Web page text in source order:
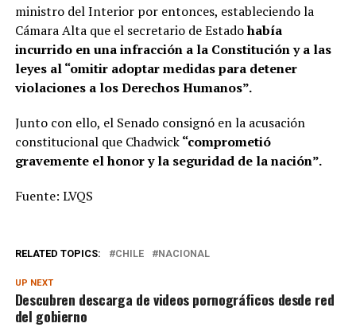
ministro del Interior por entonces, estableciendo la
Cámara Alta que el secretario de Estadohabía
incurrido en una infracción a la Constitución y a las
leyes al “omitir adoptar medidas para detener
violaciones a los Derechos Humanos”.
Junto con ello, el Senado consignó en la acusación
constitucional que Chadwick“comprometió
gravemente el honor y la seguridad de la nación”.
Fuente: LVQS
RELATED TOPICS: CHILE NACIONAL
UP NEXT
Descubren descarga de videos pornográficos desde red
del gobierno